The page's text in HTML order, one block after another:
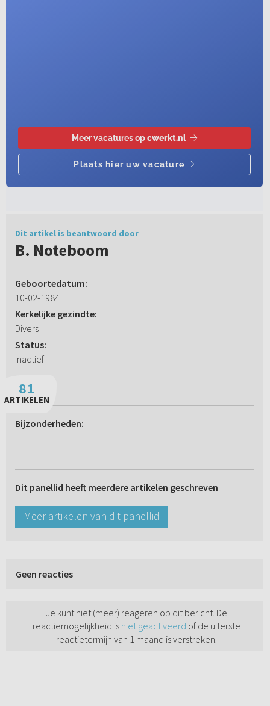
Dit artikel is beantwoord door
B. Noteboom
Geboortedatum:
10-02-1984
Kerkelijke gezindte:
Divers
Status:
Inactief
81
ARTIKELEN
Bijzonderheden:
Dit panellid heeft meerdere artikelen geschreven
Meer artikelen van dit panellid
Geen reacties
Je kunt niet (meer) reageren op dit bericht. De
reactiemogelijkheid is niet geactiveerd of de uiterste
reactietermijn van 1 maand is verstreken.